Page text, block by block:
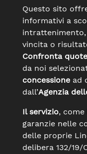
Questo sito
informativi a
intrattenimento,
vincita o
Confronta
da noi
concessione ad
dall’Agenzia
Il servizio, come
garanzie nelle
delle proprie
delibera 132/19/